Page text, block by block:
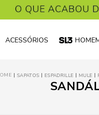
ACESSÓRIOS
SAPATOS ESPADRILLE MULE